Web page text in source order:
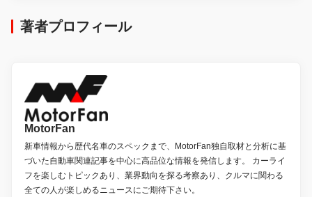
著者プロフィール
MotorFan
新車情報から歴代名車のスペックまで、MotorFan独自取材と分析に基
づいた自動車関連記事を中心に高品位な情報を発信します。 カーライ
フを楽しむトピックあり、業界動向を探る考察あり、クルマに関わる
全ての人が楽しめるニュースにご期待下さい。